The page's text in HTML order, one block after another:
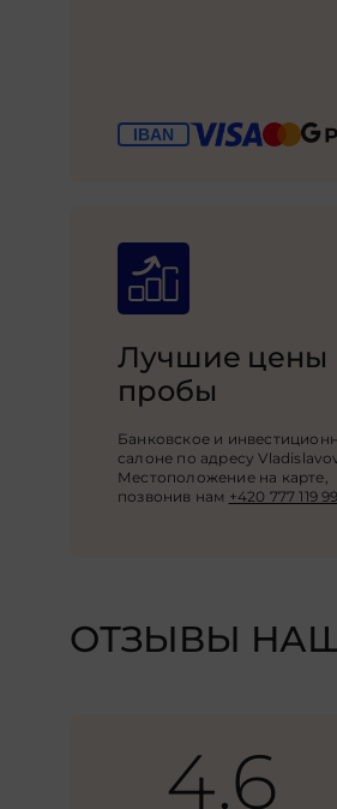
Лучшие цены
пробы
Банковское и
салоне по адресу
Местоположение на карте,
позвонив нам +420 777 119
ОТЗЫВЫ
4.6
Hanna Yatsenko
6 months ago